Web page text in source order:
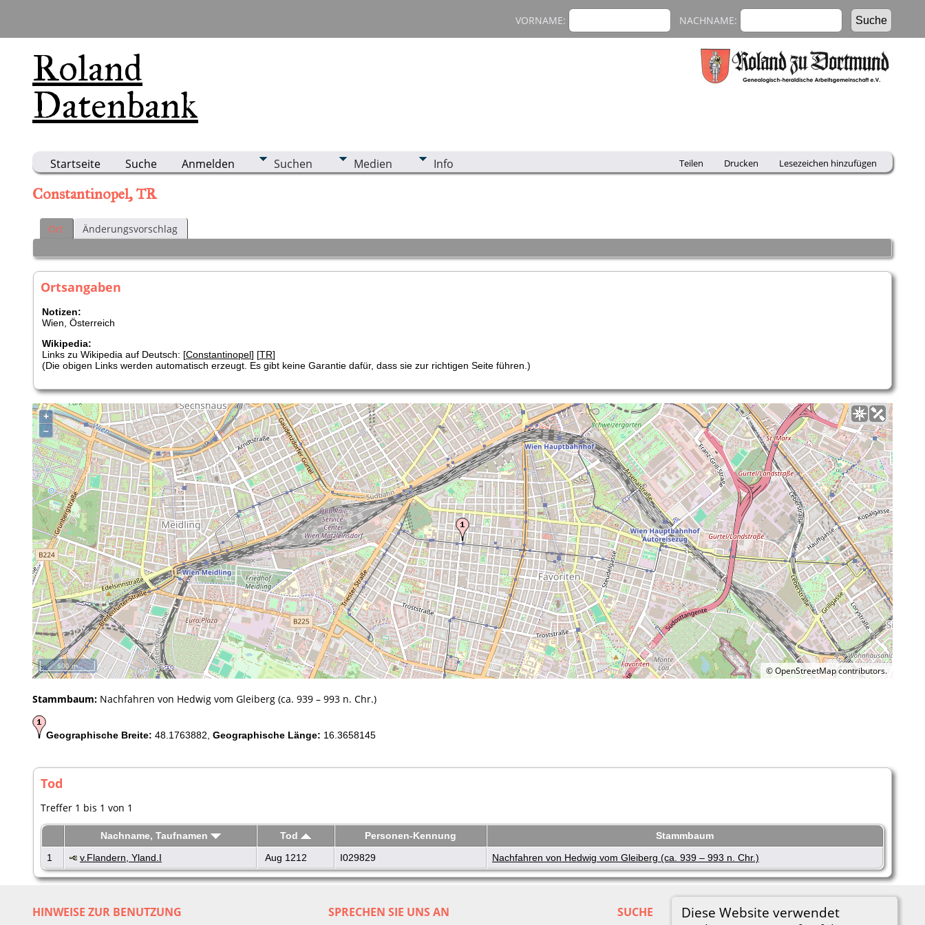
Roland
Datenbank
VORNAME: NACHNAME:
Startseite Suche Anmelden Suchen Medien Info Teilen Drucken Lesezeichen hinzufügen
Diese Website verwendet
Constantinopel, TR
Ort Änderungsvorschlag
Ortsangaben
Notizen:
Wien, Österreich
Wikipedia:
Links zu Wikipedia auf Deutsch: [Constantinopel] [TR]
(Die obigen Links werden automatisch erzeugt. Es gibt keine Garantie dafür, dass sie zur richtigen Seite führen.)
+
–
©OpenStreetMapcontributors.
500 m
Stammbaum: Nachfahren von Hedwig vom Gleiberg (ca. 939 – 993 n. Chr.)
Geographische Breite: 48.1763882, Geographische Länge: 16.3658145
Tod
Treffer 1 bis 1 von 1
Nachname, Taufnamen Tod Personen-Kennung
Stammbaum
1
v.Flandern, Yland.I Aug 1212 I029829 Nachfahren von Hedwig vom Gleiberg (ca. 939 – 993 n. Chr.)
HINWEISE ZUR BENUTZUNG SPRECHEN SIE UNS AN SUCHE